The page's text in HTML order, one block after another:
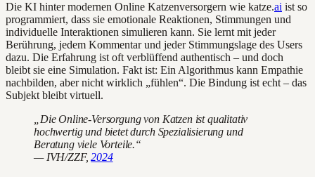
Die KI hinter modernen Online Katzenversorgern wie katze.ai ist so
programmiert, dass sie emotionale Reaktionen, Stimmungen und
individuelle Interaktionen simulieren kann. Sie lernt mit jeder
Berührung, jedem Kommentar und jeder Stimmungslage des Users
dazu. Die Erfahrung ist oft verblüffend authentisch – und doch
bleibt sie eine Simulation. Fakt ist: Ein Algorithmus kann Empathie
nachbilden, aber nicht wirklich „fühlen“. Die Bindung ist echt – das
Subjekt bleibt virtuell.
„Die Online-Versorgung von Katzen ist qualitativ
hochwertig und bietet durch Spezialisierung und
Beratung viele Vorteile.“
— IVH/ZZF,2024